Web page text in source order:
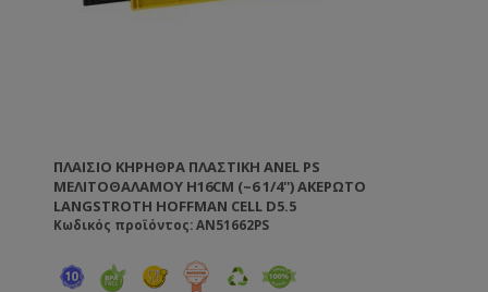
ΠΛΑΊΣΙΟ ΚΗΡΉΘΡΑ ΠΛΑΣΤΙΚΉ ANEL PS
ΜΕΛΙΤΟΘΑΛΆΜΟΥ H16CM (~6 1/4'') ΑΚΈΡΩΤΟ
LANGSTROTH HOFFMAN CELL D5.5
Κωδικός προϊόντος: AN51662PS